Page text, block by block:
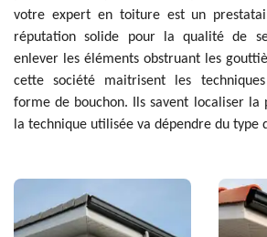
votre expert en toiture est un
réputation solide pour la qualité de
enlever les éléments obstruant les
cette société maitrisent les
forme de bouchon. Ils savent localiser la
la technique utilisée va dépendre du type